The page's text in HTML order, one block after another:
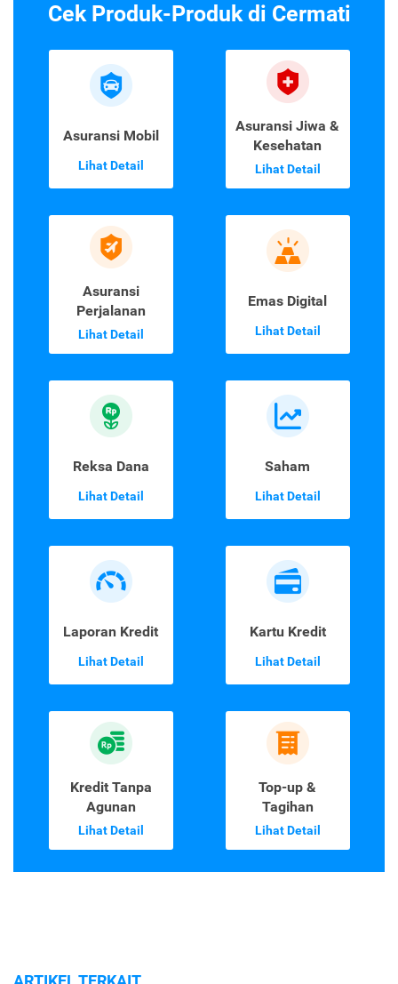
Cek Produk-Produk di Cermati
Asuransi Mobil
Lihat Detail
Asuransi Jiwa &
Kesehatan
Lihat Detail
Asuransi
Perjalanan
Lihat Detail
Emas Digital
Lihat Detail
Reksa Dana
Lihat Detail
Saham
Lihat Detail
Laporan Kredit
Lihat Detail
Kartu Kredit
Lihat Detail
Kredit Tanpa
Agunan
Lihat Detail
Top-up &
Tagihan
Lihat Detail